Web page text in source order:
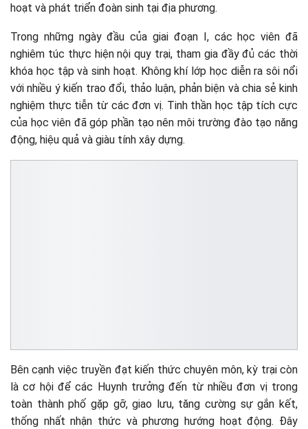
hoạt và phát triển đoàn sinh tại địa phương.
Trong những ngày đầu của giai đoạn I, các học viên đã
nghiêm túc thực hiện nội quy trại, tham gia đầy đủ các thời
khóa học tập và sinh hoạt. Không khí lớp học diễn ra sôi nổi
với nhiều ý kiến trao đổi, thảo luận, phản biện và chia sẻ kinh
nghiệm thực tiễn từ các đơn vị. Tinh thần học tập tích cực
của học viên đã góp phần tạo nên môi trường đào tạo năng
động, hiệu quả và giàu tính xây dựng.
Bên cạnh việc truyền đạt kiến thức chuyên môn, kỳ trại còn
là cơ hội để các Huynh trưởng đến từ nhiều đơn vị trong
toàn thành phố gặp gỡ, giao lưu, tăng cường sự gắn kết,
thống nhất nhận thức và phương hướng hoạt động. Đây